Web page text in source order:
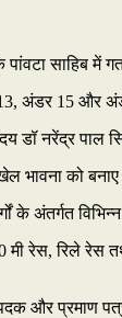
पांवटा
13, अंडर 15 और
डॉ नरेंद्र पाल
भावना को
के अंतर्गत
रेस, रिले रेस
और प्रमाण पत्र